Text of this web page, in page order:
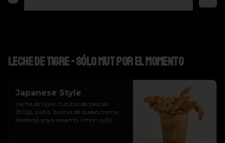
Leche de Tigre - sólo MUT por el momento
Japanese Style
Leche de tigre, cubitos de pescao
(80g), palta, bolitas de queso crema,
dressing soya-sésamo, limón sutil,